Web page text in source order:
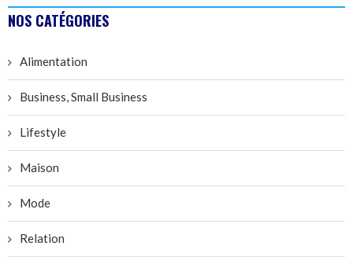
NOS CATÉGORIES
Alimentation
Business, Small Business
Lifestyle
Maison
Mode
Relation